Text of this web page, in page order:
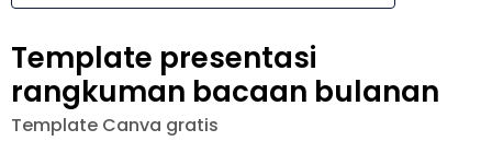
Template presentasi
rangkuman bacaan bulanan
Template Canva gratis